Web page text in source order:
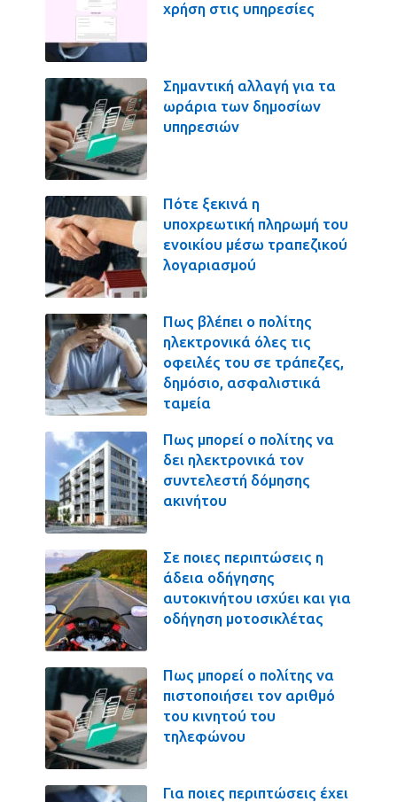
χρήση στις υπηρεσίες
Σημαντική αλλαγή για τα
ωράρια των δημοσίων
υπηρεσιών
Πότε ξεκινά η
υποχρεωτική πληρωμή του
ενοικίου μέσω τραπεζικού
λογαριασμού
Πως βλέπει ο πολίτης
ηλεκτρονικά όλες τις
οφειλές του σε τράπεζες,
δημόσιο, ασφαλιστικά
ταμεία
Πως μπορεί ο πολίτης να
δει ηλεκτρονικά τον
συντελεστή δόμησης
ακινήτου
Σε ποιες περιπτώσεις η
άδεια οδήγησης
αυτοκινήτου ισχύει και για
οδήγηση μοτοσικλέτας
Πως μπορεί ο πολίτης να
πιστοποιήσει τον αριθμό
του κινητού του
τηλεφώνου
Για ποιες περιπτώσεις έχει